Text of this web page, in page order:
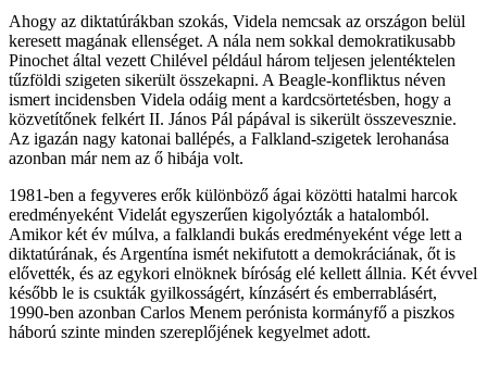
Ahogy az diktatúrákban szokás, Videla nemcsak az országon belül
keresett magának ellenséget. A nála nem sokkal demokratikusabb
Pinochet által vezett Chilével például három teljesen jelentéktelen
tűzföldi szigeten sikerült összekapni. A Beagle-konfliktus néven
ismert incidensben Videla odáig ment a kardcsörtetésben, hogy a
közvetítőnek felkért II. János Pál pápával is sikerült összevesznie.
Az igazán nagy katonai ballépés, a Falkland-szigetek lerohanása
azonban már nem az ő hibája volt.
1981-ben a fegyveres erők különböző ágai közötti hatalmi harcok
eredményeként Videlát egyszerűen kigolyózták a hatalomból.
Amikor két év múlva, a falklandi bukás eredményeként vége lett a
diktatúrának, és Argentína ismét nekifutott a demokráciának, őt is
elővették, és az egykori elnöknek bíróság elé kellett állnia. Két évvel
később le is csukták gyilkosságért, kínzásért és emberrablásért,
1990-ben azonban Carlos Menem perónista kormányfő a piszkos
háború szinte minden szereplőjének kegyelmet adott.